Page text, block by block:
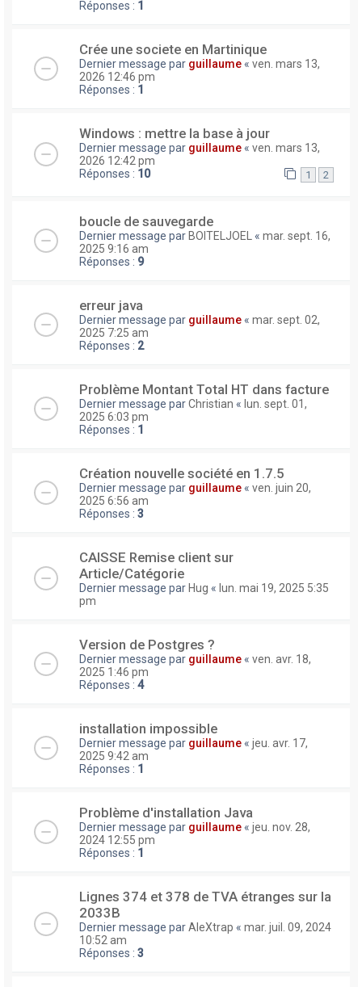
Réponses : 1
Crée une societe en Martinique
Dernier message par guillaume « ven. mars 13,
2026 12:46 pm
Réponses : 1
Windows : mettre la base à jour
Dernier message par guillaume « ven. mars 13,
2026 12:42 pm
Réponses : 10 1 2
boucle de sauvegarde
Dernier message par BOITELJOEL « mar. sept. 16,
2025 9:16 am
Réponses : 9
erreur java
Dernier message par guillaume « mar. sept. 02,
2025 7:25 am
Réponses : 2
Problème Montant Total HT dans facture
Dernier message parChristian « lun. sept. 01,
2025 6:03 pm
Réponses : 1
Création nouvelle société en 1.7.5
Dernier message par guillaume « ven. juin 20,
2025 6:56 am
Réponses : 3
CAISSE Remise client sur
Article/Catégorie
Dernier message par Hug « lun. mai 19, 2025 5:35
pm
Version de Postgres ?
Dernier message par guillaume « ven. avr. 18,
2025 1:46 pm
Réponses : 4
installation impossible
Dernier message par guillaume « jeu. avr. 17,
2025 9:42 am
Réponses : 1
Problème d'installation Java
Dernier message par guillaume « jeu. nov. 28,
2024 12:55 pm
Réponses : 1
Lignes 374 et 378 de TVA étranges sur la
2033B
Dernier message parAleXtrap « mar. juil. 09, 2024
10:52 am
Réponses : 3